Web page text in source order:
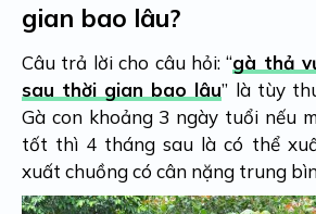
gian bao lâu?
Câu trả lời cho câu hỏi: “gà thả
sau thời gian bao lâu” là tùy
Gà con khoảng 3 ngày tuổi nếu
tốt thì 4 tháng sau là có thể
xuất chuồng có cân nặng trung